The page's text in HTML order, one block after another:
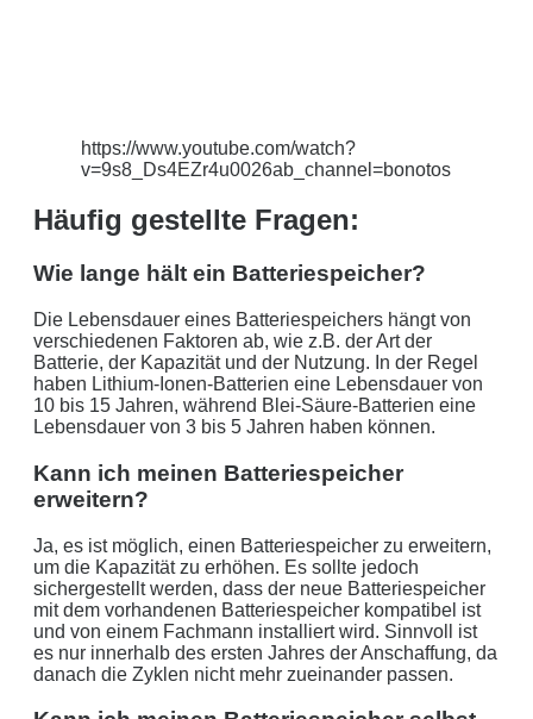
https://www.youtube.com/watch?
v=9s8_Ds4EZr4u0026ab_channel=bonotos
Häufig gestellte Fragen:
Wie lange hält ein Batteriespeicher?
Die Lebensdauer eines Batteriespeichers hängt von
verschiedenen Faktoren ab, wie z.B. der Art der
Batterie, der Kapazität und der Nutzung. In der Regel
haben Lithium-Ionen-Batterien eine Lebensdauer von
10 bis 15 Jahren, während Blei-Säure-Batterien eine
Lebensdauer von 3 bis 5 Jahren haben können.
Kann ich meinen Batteriespeicher
erweitern?
Ja, es ist möglich, einen Batteriespeicher zu erweitern,
um die Kapazität zu erhöhen. Es sollte jedoch
sichergestellt werden, dass der neue Batteriespeicher
mit dem vorhandenen Batteriespeicher kompatibel ist
und von einem Fachmann installiert wird. Sinnvoll ist
es nur innerhalb des ersten Jahres der Anschaffung, da
danach die Zyklen nicht mehr zueinander passen.